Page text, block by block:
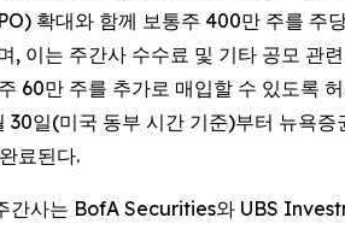
확대와 함께 보통주 400만 주를 주
, 이는 주간사 수수료 및 기타 공모
60만 주를 추가로 매입할 수 있도록
30일(미국 동부 시간 기준)부터 뉴욕
료된다.
간사는 BofA Securities와 UBS